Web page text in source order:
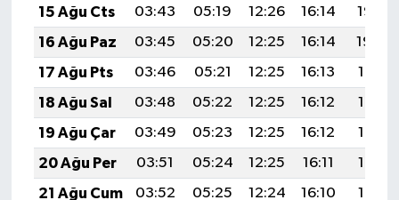
15 Ağu Cts
03:43 05:19 12:26 16:14
19:22
16 Ağu Paz
03:45 05:20 12:25 16:14
19:20
17 Ağu Pts
03:46 05:21 12:25 16:13
19:19
18 Ağu Sal
03:48 05:22 12:25 16:12
19:18
19 Ağu Çar
03:49 05:23 12:25 16:12
19:16
20 Ağu Per
03:51 05:24 12:25 16:11
19:15
21 Ağu Cum
03:52 05:25 12:24 16:10
19:13